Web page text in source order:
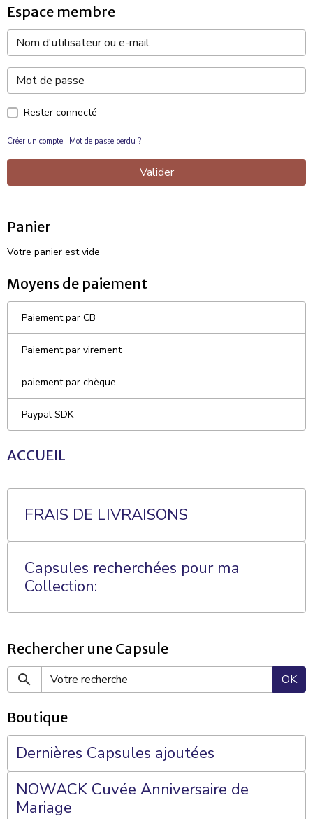
Espace membre
Rester connecté
Créer un compte Mot de passe perdu ?
Valider
Panier
Votre panier est vide
Moyens de paiement
Paiement par CB
Paiement par virement
paiement par chèque
Paypal SDK
ACCUEIL
FRAIS DE LIVRAISONS
Capsules recherchées pour ma
Collection:
Rechercher une Capsule
OK
Boutique
Dernières Capsules ajoutées
NOWACK Cuvée Anniversaire de
Mariage